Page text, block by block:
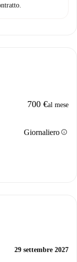
700 €al mese
Giornalieroinfo
29 settembre 2027